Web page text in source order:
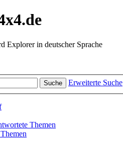
Explorer in deutscher Sprache
Suche Erweiterte Suche
Themen